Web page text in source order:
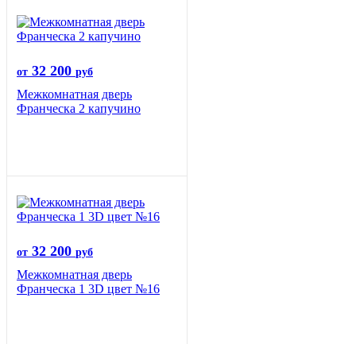
от 32 200 руб
Межкомнатная дверь
Франческа 2 капучино
от 32 200 руб
Межкомнатная дверь
Франческа 1 3D цвет №16